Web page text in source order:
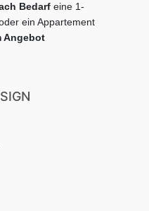
Bedarfeine 1-
ein Appartement
Angebot